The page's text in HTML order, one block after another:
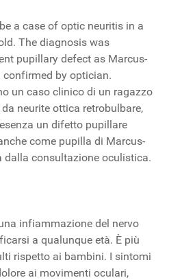
a case of optic neuritis in a
The diagnosis was
pupillary defect as Marcus-
confirmed by optician.
un caso clinico di un ragazzo
neurite ottica retrobulbare,
un difetto pupillare
come pupilla di Marcus-
dalla consultazione oculistica.
infiammazione del nervo
a qualunque età. È più
rispetto ai bambini. I sintomi
ai movimenti oculari,